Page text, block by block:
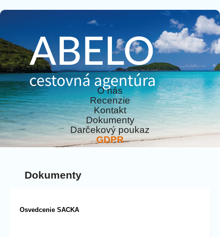
O nás
Recenzie
Kontakt
Dokumenty
Darčekový poukaz
GDPR
Dokumenty
Osvedcenie SACKA